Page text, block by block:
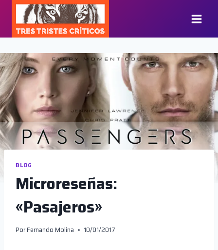
Saltar
contenido
BLOG
Microreseñas:
«Pasajeros»
PorFernando Molina 10/01/2017